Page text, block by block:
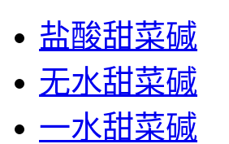
盐酸甜菜碱
无水甜菜碱
一水甜菜碱